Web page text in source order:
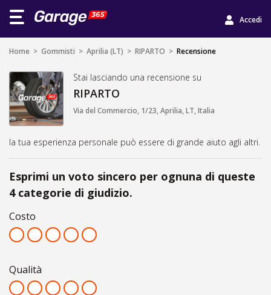
Accedi
Home > Gommisti > Aprilia (LT) > RIPARTO > Recensione
Stai lasciando una recensione su
RIPARTO
Via del Commercio, 1/23, Aprilia, LT, Italia
la tua esperienza personale può essere di grande aiuto agli altri.
Esprimi un voto sincero per ognuna di queste
4 categorie di giudizio.
Costo
Qualità